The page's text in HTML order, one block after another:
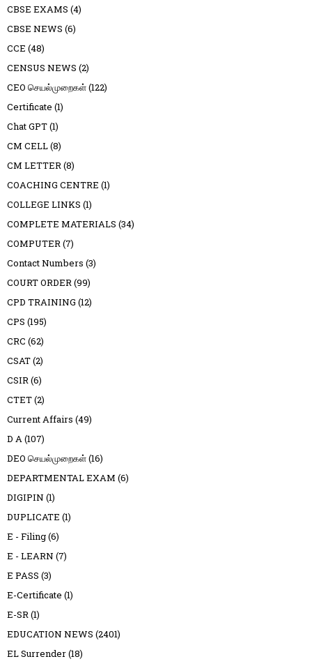
CBSE EXAMS (4)
CBSE NEWS (6)
CCE (48)
CENSUS NEWS (2)
CEO செயல்முறைகள்(122)
Certificate (1)
Chat GPT(1)
CM CELL(8)
CM LETTER(8)
COACHING CENTRE (1)
COLLEGE LINKS (1)
COMPLETE MATERIALS (34)
COMPUTER(7)
Contact Numbers (3)
COURT ORDER(99)
CPD TRAINING (12)
CPS (195)
CRC (62)
CSAT(2)
CSIR(6)
CTET(2)
Current Affairs (49)
D A(107)
DEO செயல்முறைகள்(16)
DEPARTMENTAL EXAM (6)
DIGIPIN (1)
DUPLICATE (1)
E - Filing(6)
E - LEARN (7)
E PASS (3)
E-Certificate (1)
E-SR(1)
EDUCATION NEWS (2401)
EL Surrender(18)